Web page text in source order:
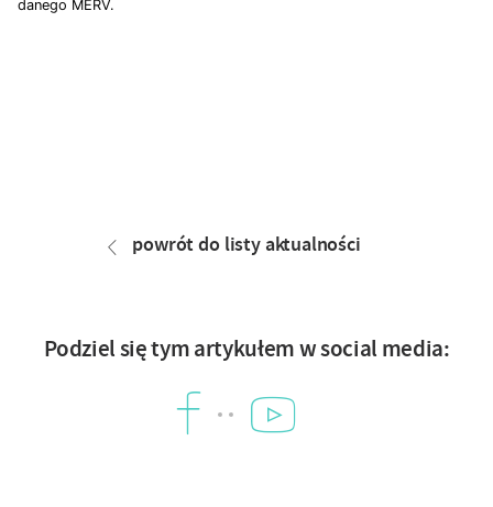
danego MERV.
powrót do listy aktualności
Podziel się tym artykułem w social media:
Facebook